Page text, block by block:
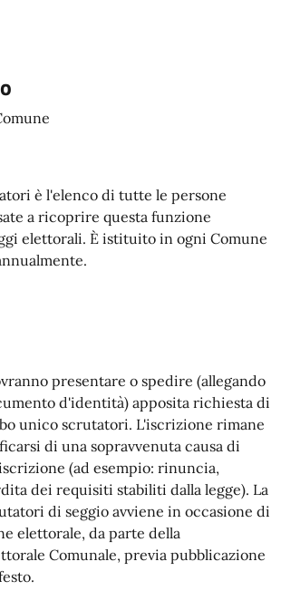
è l'elenco di tutte le persone
a ricoprire questa funzione
elettorali. È istituito in ogni Comune
presentare o spedire (allegando
d'identità) apposita richiesta di
unico scrutatori. L'iscrizione rimane
di una sopravvenuta causa di
(ad esempio: rinuncia,
dei requisiti stabiliti dalla legge). La
di seggio avviene in occasione di
elettorale, da parte della
Comunale, previa pubblicazione